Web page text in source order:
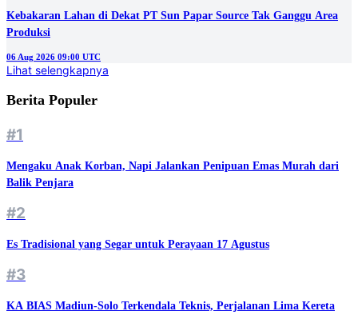
Kebakaran Lahan di Dekat PT Sun Papar Source Tak Ganggu Area
Produksi
06 Aug 2026 09:00 UTC
Lihat selengkapnya
Berita Populer
#1
Mengaku Anak Korban, Napi Jalankan Penipuan Emas Murah dari
Balik Penjara
#2
Es Tradisional yang Segar untuk Perayaan 17 Agustus
#3
KA BIAS Madiun-Solo Terkendala Teknis, Perjalanan Lima Kereta